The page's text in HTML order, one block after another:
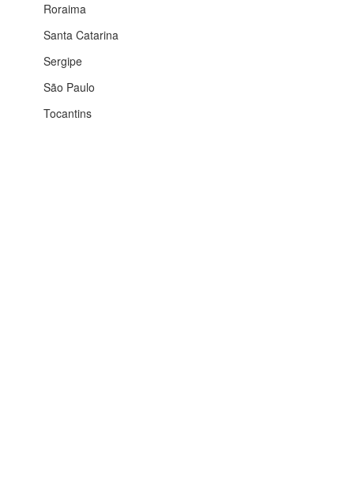
Roraima
Santa Catarina
Sergipe
São Paulo
Tocantins